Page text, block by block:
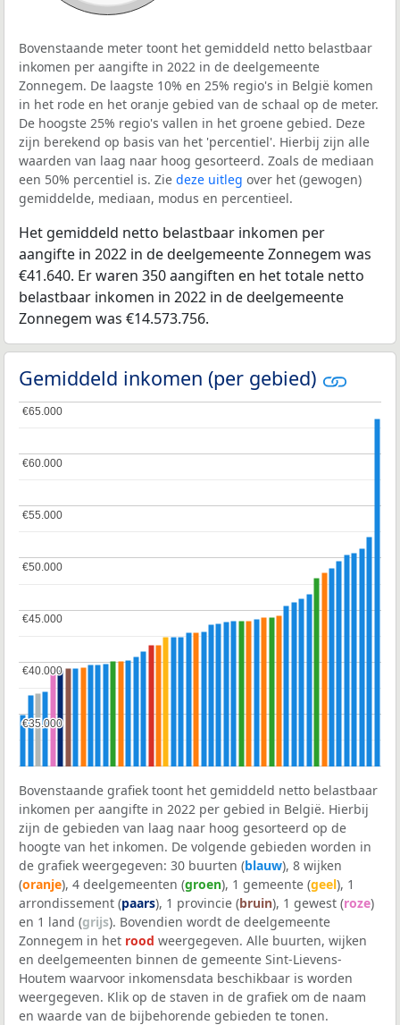
Bovenstaande meter toont het gemiddeld netto belastbaar
inkomen per aangifte in 2022 in de deelgemeente
Zonnegem. De laagste 10% en 25% regio's in België komen
in het rode en het oranje gebied van de schaal op de meter.
De hoogste 25% regio's vallen in het groene gebied. Deze
zijn berekend op basis van het 'percentiel'. Hierbij zijn alle
waarden van laag naar hoog gesorteerd. Zoals de mediaan
een 50% percentiel is. Zie deze uitleg over het (gewogen)
gemiddelde, mediaan, modus en percentieel.
Het gemiddeld netto belastbaar inkomen per
aangifte in 2022 in de deelgemeente Zonnegem was
€41.640. Er waren 350 aangiften en het totale netto
belastbaar inkomen in 2022 in de deelgemeente
Zonnegem was €14.573.756.
Gemiddeld inkomen (per gebied)
€35.000
€35.000
€40.000
€40.000
€45.000
€45.000
€50.000
€50.000
€55.000
€55.000
€60.000
€60.000
€65.000
€65.000
Bovenstaande grafiek toont het gemiddeld netto belastbaar
inkomen per aangifte in 2022 per gebied in België. Hierbij
zijn de gebieden van laag naar hoog gesorteerd op de
hoogte van het inkomen. De volgende gebieden worden in
de grafiek weergegeven: 30 buurten (blauw), 8 wijken
(oranje), 4 deelgemeenten (groen), 1 gemeente (geel), 1
arrondissement (paars), 1 provincie (bruin), 1 gewest (roze)
en 1 land (grijs). Bovendien wordt de deelgemeente
Zonnegem in het rood weergegeven. Alle buurten, wijken
en deelgemeenten binnen de gemeente Sint-Lievens-
Houtem waarvoor inkomensdata beschikbaar is worden
weergegeven. Klik op de staven in de grafiek om de naam
en waarde van de bijbehorende gebieden te tonen.